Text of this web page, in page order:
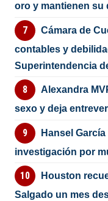
oro y mantienen su
Cámara de
contables y
Superintendencia
Alexandra
sexo y deja
Hansel
investigación por
Houston
Salgado un mes